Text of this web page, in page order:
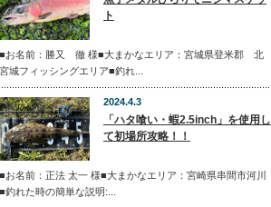
ト
■お名前：勝又 徹 様■大まかなエリア：宮城県登米郡 北
宮城フィッシングエリア■釣れ...
2024.4.3
「ハタ喰い・蝦2.5inch」を使用し
て初場所攻略！！
■お名前：正法 太一 様■大まかなエリア：宮崎県串間市河川
■釣れた時の簡単な説明:...